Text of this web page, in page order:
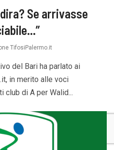
Se arrivasse
TifosiPalermo.it
del Bari ha parlato ai
in merito alle voci
club di A per Walid...